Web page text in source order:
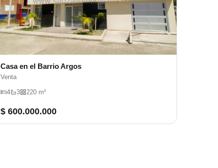
Casa en el Barrio Argos
Venta
4 3 220 m²
$ 600.000.000